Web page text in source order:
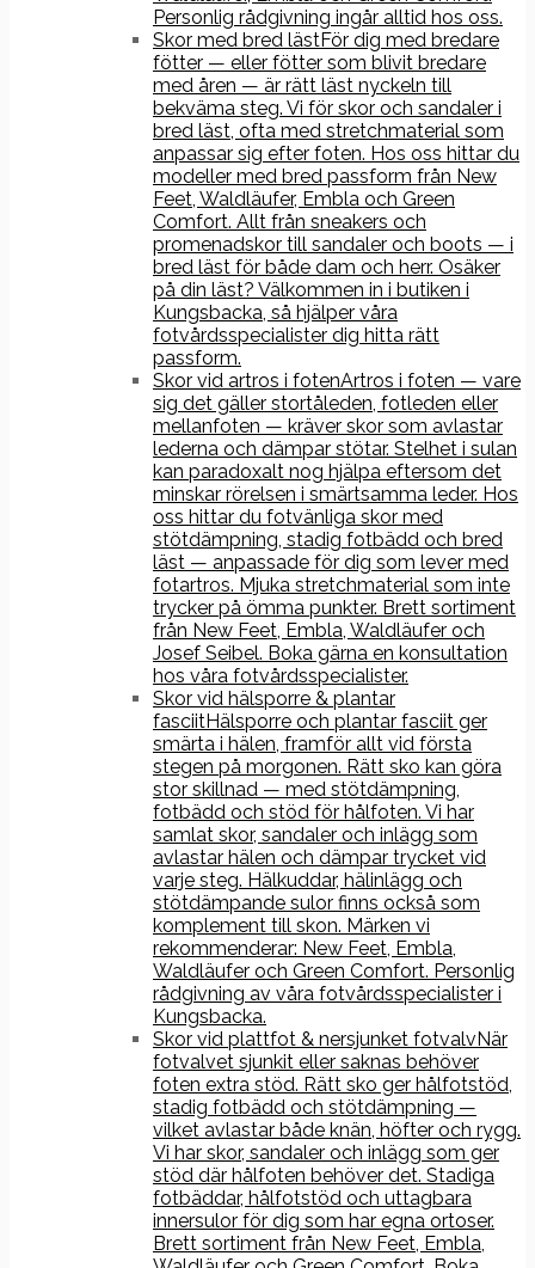
Personlig rådgivning ingår alltid hos oss.
Skor med bred lästFör dig med bredare
fötter — eller fötter som blivit bredare
med åren — är rätt läst nyckeln till
bekväma steg. Vi för skor och sandaler i
bred läst, ofta med stretchmaterial som
anpassar sig efter foten. Hos oss hittar du
modeller med bred passform från New
Feet, Waldläufer, Embla och Green
Comfort. Allt från sneakers och
promenadskor till sandaler och boots — i
bred läst för både dam och herr. Osäker
på din läst? Välkommen in i butiken i
Kungsbacka, så hjälper våra
fotvårdsspecialister dig hitta rätt
passform.
Skor vid artros i fotenArtros i foten — vare
sig det gäller stortåleden, fotleden eller
mellanfoten — kräver skor som avlastar
lederna och dämpar stötar. Stelhet i sulan
kan paradoxalt nog hjälpa eftersom det
minskar rörelsen i smärtsamma leder. Hos
oss hittar du fotvänliga skor med
stötdämpning, stadig fotbädd och bred
läst — anpassade för dig som lever med
fotartros. Mjuka stretchmaterial som inte
trycker på ömma punkter. Brett sortiment
från New Feet, Embla, Waldläufer och
Josef Seibel. Boka gärna en konsultation
hos våra fotvårdsspecialister.
Skor vid hälsporre & plantar
fasciitHälsporre och plantar fasciit ger
smärta i hälen, framför allt vid första
stegen på morgonen. Rätt sko kan göra
stor skillnad — med stötdämpning,
fotbädd och stöd för hålfoten. Vi har
samlat skor, sandaler och inlägg som
avlastar hälen och dämpar trycket vid
varje steg. Hälkuddar, hälinlägg och
stötdämpande sulor finns också som
komplement till skon. Märken vi
rekommenderar: New Feet, Embla,
Waldläufer och Green Comfort. Personlig
rådgivning av våra fotvårdsspecialister i
Kungsbacka.
Skor vid plattfot & nersjunket fotvalvNär
fotvalvet sjunkit eller saknas behöver
foten extra stöd. Rätt sko ger hålfotstöd,
stadig fotbädd och stötdämpning —
vilket avlastar både knän, höfter och rygg.
Vi har skor, sandaler och inlägg som ger
stöd där hålfoten behöver det. Stadiga
fotbäddar, hålfotstöd och uttagbara
innersulor för dig som har egna ortoser.
Brett sortiment från New Feet, Embla,